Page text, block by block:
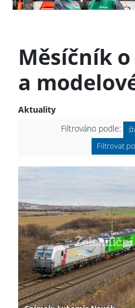
Měsíčník
a
Aktuality
Filtrováno podle:
Filtrovat